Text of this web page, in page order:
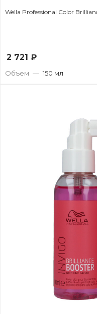
2 721 ₽
Объем — 150 мл